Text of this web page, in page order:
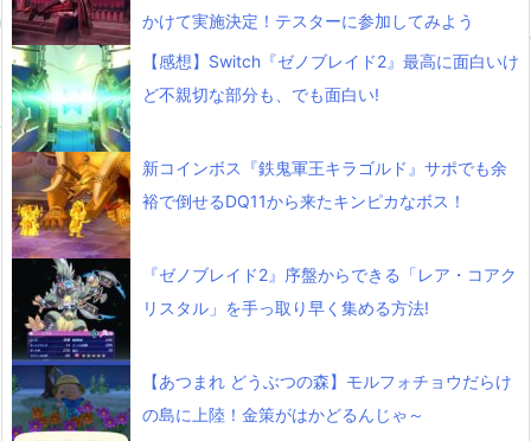
かけて実施決定！テスターに参加してみよう
【感想】Switch『ゼノブレイド2』最高に面白いけ
ど不親切な部分も、でも面白い!
新コインボス『鉄鬼軍王キラゴルド』サポでも余
裕で倒せるDQ11から来たキンピカなボス！
『ゼノブレイド2』序盤からできる「レア・コアク
リスタル」を手っ取り早く集める方法!
【あつまれ どうぶつの森】モルフォチョウだらけ
の島に上陸！金策がはかどるんじゃ～